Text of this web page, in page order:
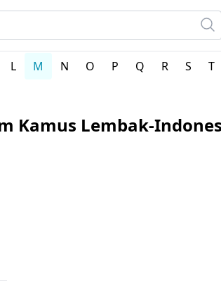
L M N O P Q R S T
Kamus Lembak-